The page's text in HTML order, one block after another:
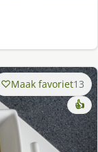
Maak favoriet13
👍